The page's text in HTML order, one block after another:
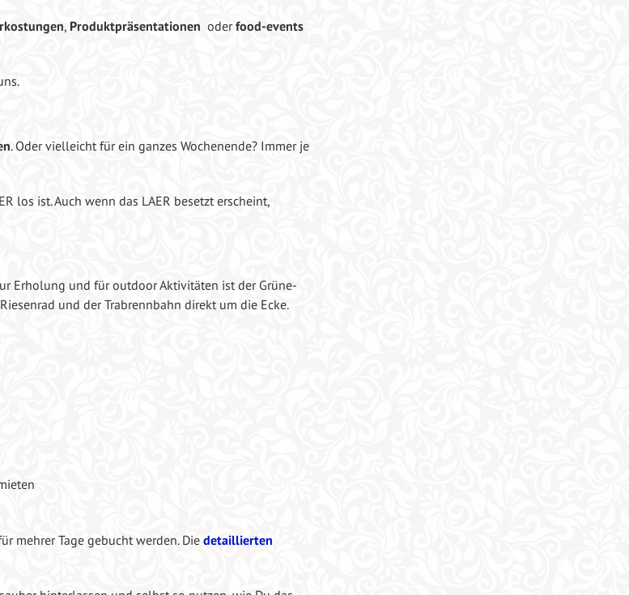
, Produktpräsentationen oderfood-events
. Oder vielleicht für ein ganzes Wochenende? Immer je
los ist. Auch wenn das LAER besetzt erscheint,
Erholung und für outdoor Aktivitäten ist der Grüne-
und der Trabrennbahn direkt um die Ecke.
mehrer Tage gebucht werden. Die detaillierten